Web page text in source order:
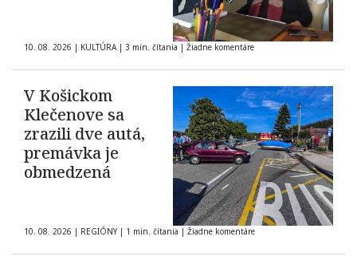
10. 08. 2026 | KULTÚRA | 3 min. čítania | Žiadne komentáre
V Košickom
Klečenove sa
zrazili dve autá,
premávka je
obmedzená
10. 08. 2026 | REGIÓNY | 1 min. čítania | Žiadne komentáre